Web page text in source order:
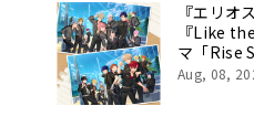
『エリオ
『Like
マ「Rise
Ver.」が
Aug, 08,